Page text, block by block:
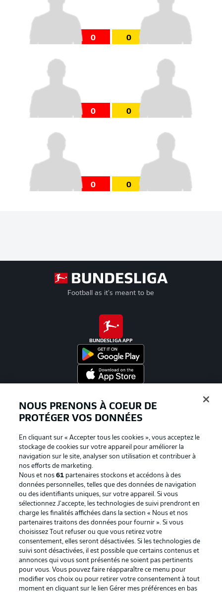
0 0
0 0
0 0
Football as it's meant to be
BUNDESLIGA APP
La publicité Conditions d’utilisation des
Mentions Légales Gérer mes préférences
Déclaration de
confidentialité
Diffuseurs
NOUS PRENONS À COEUR DE
PROTÉGER VOS DONNÉES
En cliquant sur « Accepter tous les cookies », vous acceptez le
stockage de cookies sur votre appareil pour améliorer la
navigation sur le site, analyser son utilisation et contribuer à
nos efforts de marketing.
Nous et nos61 partenaires stockons et accédons à des
données personnelles, telles que des données de navigation
ou des identifiants uniques, sur votre appareil. Si vous
sélectionnez J'accepte, les technologies de suivi prendront en
charge les finalités affichées dans la section « Nous et nos
partenaires traitons des données pour fournir ». Si vous
choisissez Tout refuser ou que vous retirez votre
consentement, elles seront désactivées. Si les technologies de
suivi sont désactivées, il est possible que certains contenus et
annonces qui vous sont présentés ne soient pas pertinents
pour vous. Vous pouvez faire réapparaître ce menu pour
modifier vos choix ou pour retirer votre consentement à tout
moment en cliquant sur le lien Gérer mes préférences en bas